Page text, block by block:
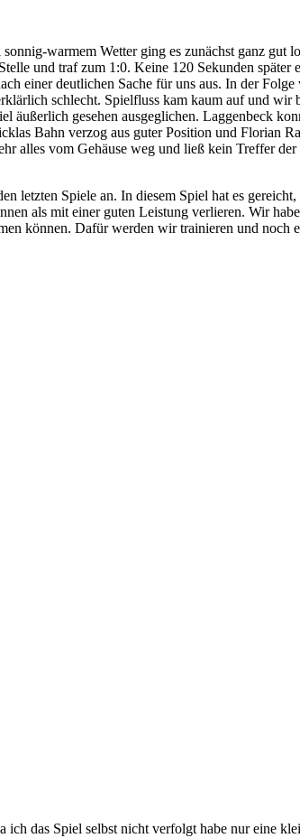
warmem Wetter ging es zunächst ganz
und traf zum 1:0. Keine 120 Sekunden später
einer deutlichen Sache für uns aus. In der
schlecht. Spielfluss kam kaum auf und wir
äußerlich gesehen ausgeglichen. Laggenbeck
Bahn verzog aus guter Position und Florian
vom Gehäuse weg und ließ kein Treffer
letzten Spiele an. In diesem Spiel hat es
als mit einer guten Leistung verlieren. Wir
können. Dafür werden wir trainieren und noch
das Spiel selbst nicht verfolgt habe nur eine